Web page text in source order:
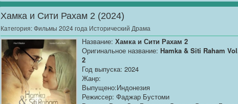
Размер:1.37 GB
Польша, весна 1794 года. Генерал...
Хамка и Сити Рахам 2 (2024)
Категория:Фильмы 2024 года Исторический Драма
Название: Хамка и Сити Рахам 2
Оригинальное название: Hamka & Siti Raham
2
Год выпуска: 2024
Жанр:
Выпущено:Индонезия
Режиссер: Фаджар Бустоми